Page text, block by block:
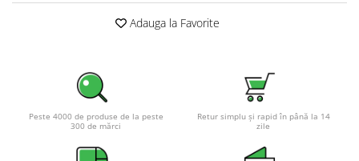
Adauga la Favorite
Peste 4000 de produse de la peste
300 de mărci
Retur simplu și rapid în până la 14
zile